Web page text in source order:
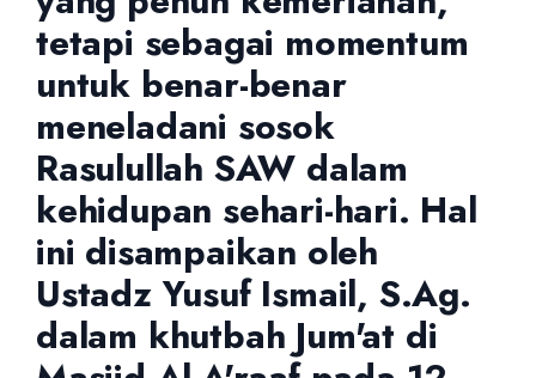
tetapi sebagai momentum
untuk benar-benar
meneladani sosok
Rasulullah SAW dalam
kehidupan sehari-hari. Hal
ini disampaikan oleh
Ustadz Yusuf Ismail, S.Ag.
dalam khutbah Jum'at di